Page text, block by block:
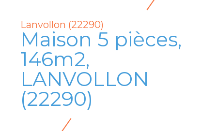
Lanvollon (22290)
Maison 5 pièces,
146m2,
LANVOLLON
(22290)